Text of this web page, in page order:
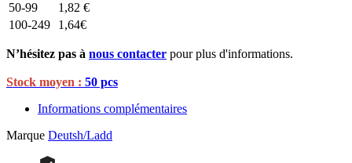
50-99
1,82 €
100-249
1,64€
N’hésitez pas à nous contacter pour plus d'informations.
Stock moyen : 50 pcs
Informations complémentaires
Marque Deutsh/Ladd